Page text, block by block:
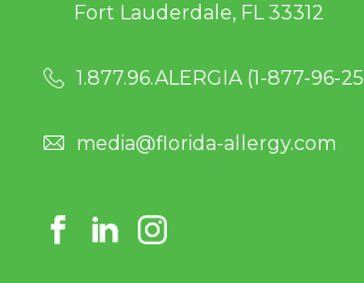
Fort Lauderdale, FL 33312
1.877.96.ALERGIA (1-877-96-
media@florida-allergy.com